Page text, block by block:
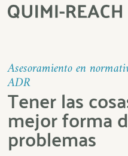
Asesoramiento en
ADR
Tener las
mejor forma
problemas